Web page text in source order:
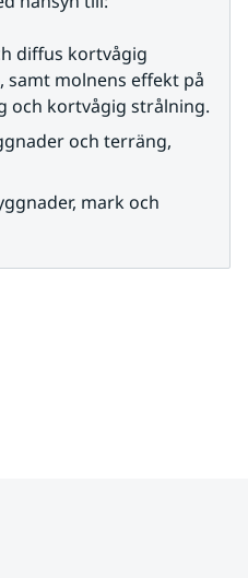
diffus kortvågig
molnens effekt på
och kortvågig strålning.
och terräng,
mark och